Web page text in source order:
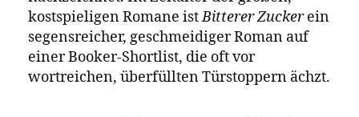
kostspieligen Romane istBitterer Zuckerein
segensreicher, geschmeidiger Roman auf
einer Booker-Shortlist, die oft vor
wortreichen, überfüllten Türstoppern ächzt.